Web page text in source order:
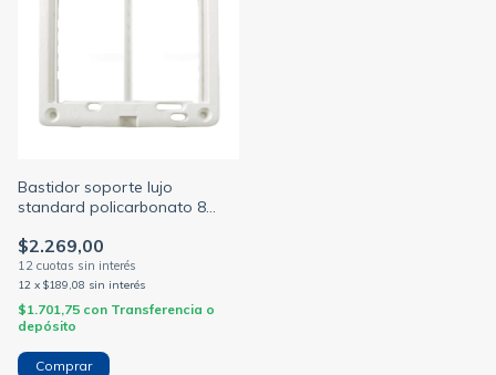
Bastidor soporte lujo
standard policarbonato 8
siglo xxii
$2.269,00
12 x $189,08 sin interés
$1.701,75 con Transferencia o
depósito